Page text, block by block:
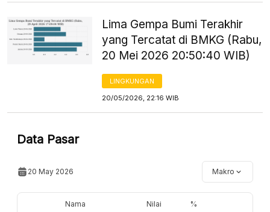
Lima Gempa Bumi Terakhir
yang Tercatat di BMKG (Rabu,
20 Mei 2026 20:50:40 WIB)
LINGKUNGAN
20/05/2026, 22:16 WIB
Data Pasar
20 May 2026 Makro
Nama Nilai %